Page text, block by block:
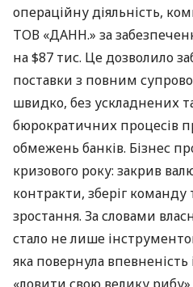
операційну діяльність,
ТОВ «ДАНН.» за
на $87 тис. Це дозволило
поставки з повним
швидко, без ускладнених
бюрократичних процесів
обмежень банків. Бізнес
кризового року: закрив
контракти, зберіг команду
зростання. За словами
стало не лише
яка повернула